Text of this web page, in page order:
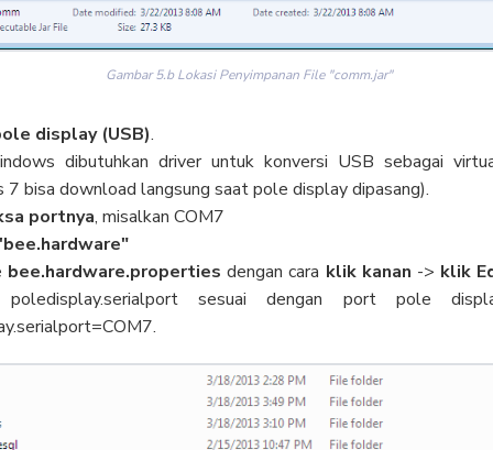
Gambar 5.b Lokasi Penyimpanan File "comm.jar"
display (USB).
dibutuhkan driver untuk konversi USB sebagai
bisa download langsung saat pole display dipasang).
portnya, misalkan COM7
bee.hardware.properties dengan cara klik kanan -> klik
poledisplay.serialport sesuai dengan port pole